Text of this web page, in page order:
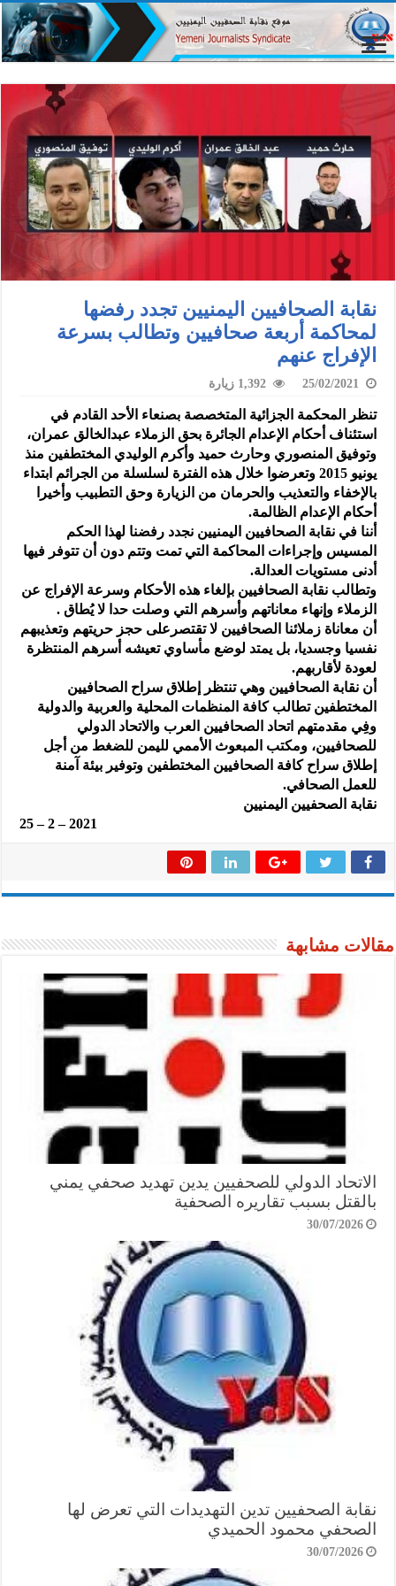
نقابة الصحافيين اليمنيين تجدد رفضها
لمحاكمة أربعة صحافيين وتطالب بسرعة
الإفراج عنهم
25/02/2021 1,392 زيارة
تنظر المحكمة الجزائية المتخصصة بصنعاء الأحد القادم في
استئناف أحكام الإعدام الجائرة بحق الزملاء عبدالخالق عمران،
وتوفيق المنصوري وحارث حميد وأكرم الوليدي المختطفين منذ
يونيو 2015 وتعرضوا خلال هذه الفترة لسلسلة من الجرائم ابتداء
بالإخفاء والتعذيب والحرمان من الزيارة وحق التطبيب وأخيرا
أحكام الإعدام الظالمة.
أننا في نقابة الصحافيين اليمنيين نجدد رفضنا لهذا الحكم
المسيس وإجراءات المحاكمة التي تمت وتتم دون أن تتوفر فيها
أدنى مستويات العدالة.
وتطالب نقابة الصحافيين بإلغاء هذه الأحكام وسرعة الإفراج عن
الزملاء وإنهاء معاناتهم وأسرهم التي وصلت حدا لا يُطاق .
أن معاناة زملائنا الصحافيين لا تقتصرعلى حجز حريتهم وتعذيبهم
نفسيا وجسديا، بل يمتد لوضع مأساوي تعيشه أسرهم المنتظرة
لعودة لأقاربهم.
أن نقابة الصحافيين وهي تنتظر إطلاق سراح الصحافيين
المختطفين تطالب كافة المنظمات المحلية والعربية والدولية
وفِي مقدمتهم اتحاد الصحافيين العرب والاتحاد الدولي
للصحافيين، ومكتب المبعوث الأممي لليمن للضغط من أجل
إطلاق سراح كافة الصحافيين المختطفين وتوفير بيئة آمنة
للعمل الصحافي.
نقابة الصحفيين اليمنيين
25 – 2 – 2021
مقالات مشابهة
الاتحاد الدولي للصحفيين يدين تهديد صحفي يمني
بالقتل بسبب تقاريره الصحفية
30/07/2026
نقابة الصحفيين تدين التهديدات التي تعرض لها
الصحفي محمود الحميدي
30/07/2026